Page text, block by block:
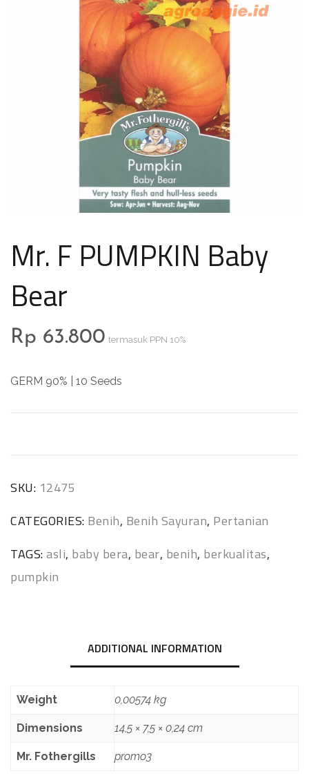
Mr. F PUMPKIN Baby
Bear
Rp 63.800 termasuk PPN 10%
GERM 90% | 10 Seeds
SKU: 12475
CATEGORIES: Benih, Benih Sayuran, Pertanian
TAGS:asli, baby bera, bear, benih, berkualitas,
pumpkin
ADDITIONAL INFORMATION
Weight 0,00574 kg
Dimensions 14,5 × 7,5 × 0,24 cm
Mr. Fothergills promo3